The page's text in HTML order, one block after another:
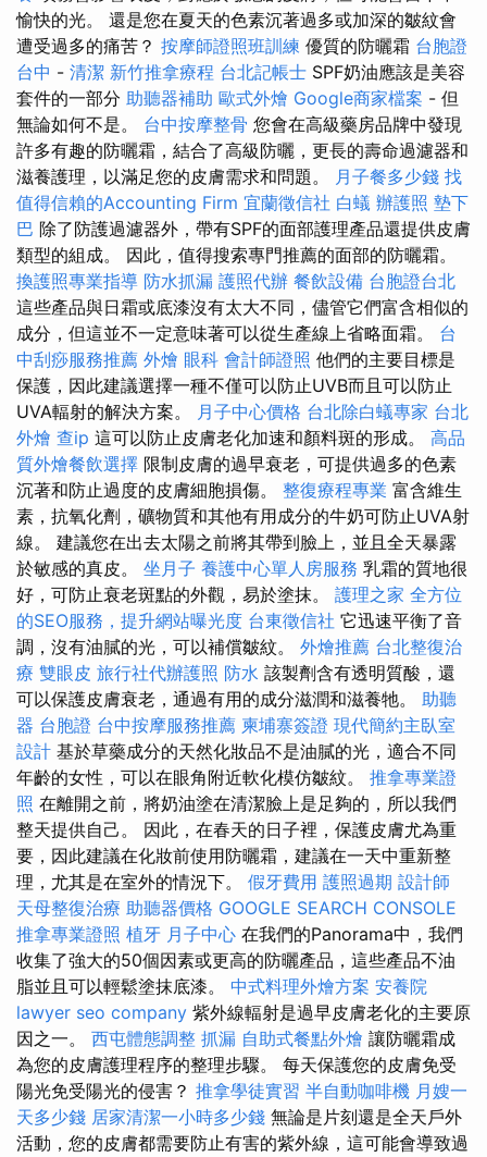
愉快的光。 還是您在夏天的色素沉著過多或加深的皺紋會
遭受過多的痛苦？ 按摩師證照班訓練 優質的防曬霜 台胞證
台中 - 清潔 新竹推拿療程 台北記帳士 SPF奶油應該是美容
套件的一部分 助聽器補助 歐式外燴 Google商家檔案 - 但
無論如何不是。 台中按摩整骨 您會在高級藥房品牌中發現
許多有趣的防曬霜，結合了高級防曬，更長的壽命過濾器和
滋養護理，以滿足您的皮膚需求和問題。 月子餐多少錢 找
值得信賴的Accounting Firm 宜蘭徵信社 白蟻 辦護照 墊下
巴 除了防護過濾器外，帶有SPF的面部護理產品還提供皮膚
類型的組成。 因此，值得搜索專門推薦的面部的防曬霜。
換護照專業指導 防水抓漏 護照代辦 餐飲設備 台胞證台北
這些產品與日霜或底漆沒有太大不同，儘管它們富含相似的
成分，但這並不一定意味著可以從生產線上省略面霜。 台
中刮痧服務推薦 外燴 眼科 會計師證照 他們的主要目標是
保護，因此建議選擇一種不僅可以防止UVB而且可以防止
UVA輻射的解決方案。 月子中心價格 台北除白蟻專家 台北
外燴 查ip 這可以防止皮膚老化加速和顏料斑的形成。 高品
質外燴餐飲選擇 限制皮膚的過早衰老，可提供過多的色素
沉著和防止過度的皮膚細胞損傷。 整復療程專業 富含維生
素，抗氧化劑，礦物質和其他有用成分的牛奶可防止UVA射
線。 建議您在出去太陽之前將其帶到臉上，並且全天暴露
於敏感的真皮。 坐月子 養護中心單人房服務 乳霜的質地很
好，可防止衰老斑點的外觀，易於塗抹。 護理之家 全方位
的SEO服務，提升網站曝光度 台東徵信社 它迅速平衡了音
調，沒有油膩的光，可以補償皺紋。 外燴推薦 台北整復治
療 雙眼皮 旅行社代辦護照 防水 該製劑含有透明質酸，還
可以保護皮膚衰老，通過有用的成分滋潤和滋養牠。 助聽
器 台胞證 台中按摩服務推薦 柬埔寨簽證 現代簡約主臥室
設計 基於草藥成分的天然化妝品不是油膩的光，適合不同
年齡的女性，可以在眼角附近軟化模仿皺紋。 推拿專業證
照 在離開之前，將奶油塗在清潔臉上是足夠的，所以我們
整天提供自己。 因此，在春天的日子裡，保護皮膚尤為重
要，因此建議在化妝前使用防曬霜，建議在一天中重新整
理，尤其是在室外的情況下。 假牙費用 護照過期 設計師
天母整復治療 助聽器價格 GOOGLE SEARCH CONSOLE
推拿專業證照 植牙 月子中心 在我們的Panorama中，我們
收集了強大的50個因素或更高的防曬產品，這些產品不油
脂並且可以輕鬆塗抹底漆。 中式料理外燴方案 安養院
lawyer seo company 紫外線輻射是過早皮膚老化的主要原
因之一。 西屯體態調整 抓漏 自助式餐點外燴 讓防曬霜成
為您的皮膚護理程序的整理步驟。 每天保護您的皮膚免受
陽光免受陽光的侵害？ 推拿學徒實習 半自動咖啡機 月嫂一
天多少錢 居家清潔一小時多少錢 無論是片刻還是全天戶外
活動，您的皮膚都需要防止有害的紫外線，這可能會導致過